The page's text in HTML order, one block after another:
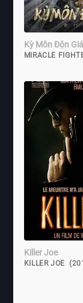
Kỳ Môn Độn
MIRACLE
Killer Joe
KILLER JOE